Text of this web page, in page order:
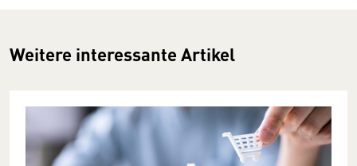
Weitere interessante Artikel